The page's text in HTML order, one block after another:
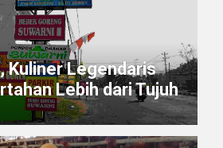
Kuliner Legendaris
Lebih dari Tujuh